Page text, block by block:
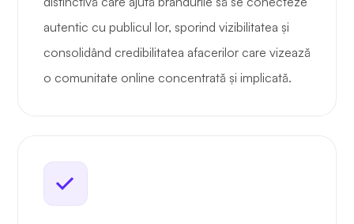
autentic cu publicul lor, sporind vizibilitatea și
consolidând credibilitatea afacerilor care vizează
o comunitate online concentrată și implicată.